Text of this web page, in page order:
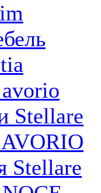
Stellare
Stellare